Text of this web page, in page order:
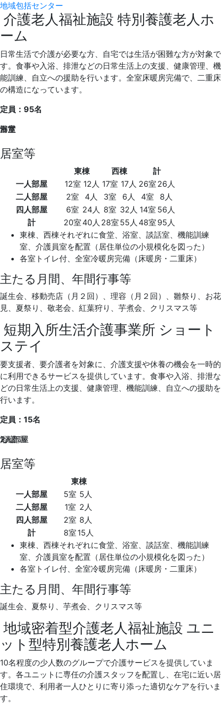
地域包括センター
介護老人福祉施設 特別養護老人ホ
ーム
日常生活で介護が必要な方、自宅では生活が困難な方が対象で
す。食事や入浴、排泄などの日常生活上の支援、健康管理、機
能訓練、自立への援助を行います。全室床暖房完備で、二重床
の構造になっています。
定員 ：95名
浴室
食堂
部屋
浴室
居室等
東棟 西棟
計
一人部屋
12室 12人 17室 17人 26室 26人
二人部屋
2室 4人 3室 6人 4室
8人
四人部屋
6室 24人 8室 32人 14室 56人
計
20室 40人 28室 55人 48室 95人
東棟、西棟それぞれに食堂、浴室、談話室、機能訓練
室、介護員室を配置（居住単位の小規模化を図った）
各室トイレ付、全室冷暖房完備（床暖房・二重床）
主たる月間、年間行事等
誕生会、移動売店（月２回）、理容（月２回）、雛祭り、お花
見、夏祭り、敬老会、紅葉狩り、芋煮会、クリスマス等
短期入所生活介護事業所 ショート
ステイ
要支援者、要介護者を対象に、介護支援や休養の機会を一時的
に利用できるサービスを提供しています。食事や入浴、排泄な
どの日常生活上の支援、健康管理、機能訓練、自立への援助を
行います。
定員 ：15名
2人部屋
浴室
1人部屋
2人部屋
居室等
東棟
一人部屋
5室 5人
二人部屋
1室 2人
四人部屋
2室 8人
計
8室 15人
東棟、西棟それぞれに食堂、浴室、談話室、機能訓練
室、介護員室を配置（居住単位の小規模化を図った）
各室トイレ付、全室冷暖房完備（床暖房・二重床）
主たる月間、年間行事等
誕生会、夏祭り、芋煮会、クリスマス等
地域密着型介護老人福祉施設 ユニ
ット型特別養護老人ホーム
10名程度の少人数のグループで介護サービスを提供していま
す。各ユニットに専任の介護スタッフを配置し、在宅に近い居
住環境で、利用者一人ひとりに寄り添った適切なケアを行いま
す。